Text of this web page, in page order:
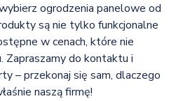
ogrodzenia panelowe od
są nie tylko funkcjonalne
w cenach, które nie
Zapraszamy do kontaktu i
– przekonaj się sam, dlaczego
naszą firmę!